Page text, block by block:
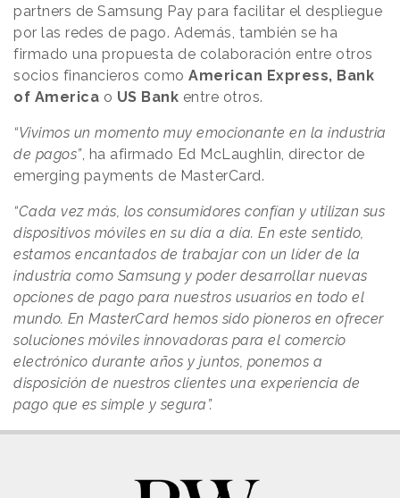
partners de Samsung Pay para facilitar el despliegue
por las redes de pago. Además, también se ha
firmado una propuesta de colaboración entre otros
socios financieros como American Express, Bank
of America o US Bank entre otros.
“Vivimos un momento muy emocionante en la industria
de pagos”, ha afirmado Ed McLaughlin, director de
emerging payments de MasterCard.
“Cada vez más, los consumidores confían y utilizan sus
dispositivos móviles en su día a día. En este sentido,
estamos encantados de trabajar con un líder de la
industria como Samsung y poder desarrollar nuevas
opciones de pago para nuestros usuarios en todo el
mundo. En MasterCard hemos sido pioneros en ofrecer
soluciones móviles innovadoras para el comercio
electrónico durante años y juntos, ponemos a
disposición de nuestros clientes una experiencia de
pago que es simple y segura”.